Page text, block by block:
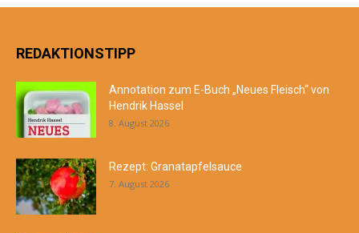
REDAKTIONSTIPP
Annotation zum E-Buch „Neues Fleisch“ von
Hendrik Hassel
8. August 2026
Rezept: Granatapfelsauce
7. August 2026